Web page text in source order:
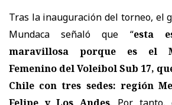
Tras la inauguración del torneo, el
Mundaca señaló que “esta
maravillosa porque es el
Femenino del Voleibol Sub 17,
Chile con tres sedes: región